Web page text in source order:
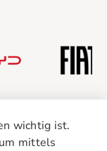
wichtig ist.
mittels